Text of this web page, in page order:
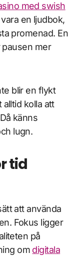
med swish
en ljudbok,
promenad. En
mer
blir en flykt
kolla att
känns
lugn.
tid
att använda
Fokus ligger
på
om digitala